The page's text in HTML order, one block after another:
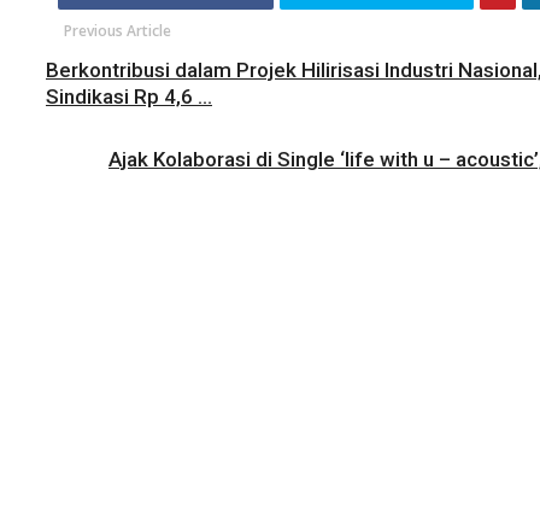
Previous Article
Berkontribusi dalam Projek Hilirisasi Industri
Sindikasi Rp 4,6 ...
Ajak Kolaborasi di Single ‘life with u –